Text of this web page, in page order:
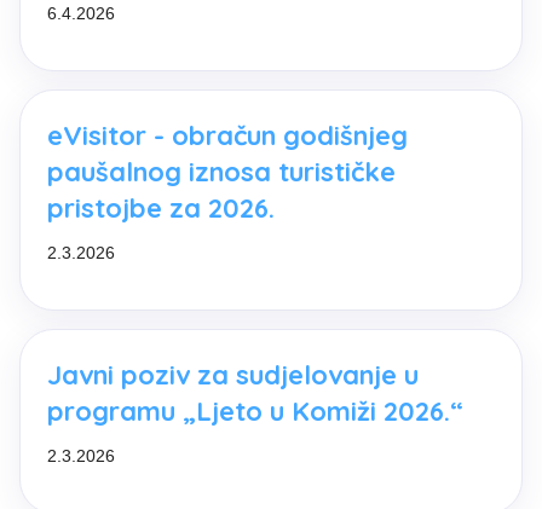
6.4.2026
eVisitor - obračun godišnjeg
paušalnog iznosa turističke
pristojbe za 2026.
2.3.2026
Javni poziv za sudjelovanje u
programu „Ljeto u Komiži 2026.“
2.3.2026